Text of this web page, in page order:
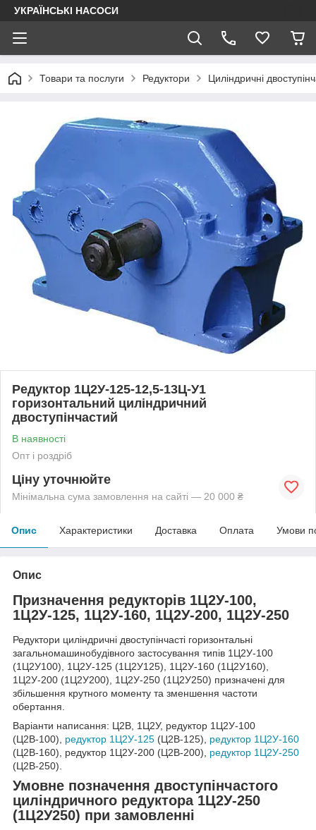
УКРАЇНСЬКІ НАСОСИ
Товари та послуги Редуктори Циліндричні
Редуктор 1Ц2У-125-12,5-13Ц-У1
горизонтальний циліндричний
двоступінчастий
В наявності
Опт і роздріб
Ціну уточнюйте
Мінімальна сума замовлення на сайті — 20 000 ₴
Опис Характеристики Доставка Оплата Умови
Опис
Призначення редукторів 1Ц2У-100,
1Ц2У-125, 1Ц2У-160, 1Ц2У-200, 1Ц2У-250
Редуктори циліндричні двоступінчасті горизонтальні
загальномашинобудівного застосування типів 1Ц2У-100
(1Ц2У100), 1Ц2У-125 (1Ц2У125), 1Ц2У-160 (1Ц2У160),
1Ц2У-200 (1Ц2У200), 1Ц2У-250 (1Ц2У250) призначені для
збільшення крутного моменту та зменшення частоти
обертання.
Варіанти написання: Ц2В, 1Ц2У, редуктор 1Ц2У-100
(Ц2В-100), редуктор 1Ц2У-125 (Ц2В-125), редуктор 1Ц2У-160
(Ц2В-160), редуктор 1Ц2У-200 (Ц2В-200), редуктор 1Ц2У-250
(Ц2В-250).
Умовне позначення двоступінчастого
циліндричного редуктора 1Ц2У-250
(1Ц2У250) при замовленні